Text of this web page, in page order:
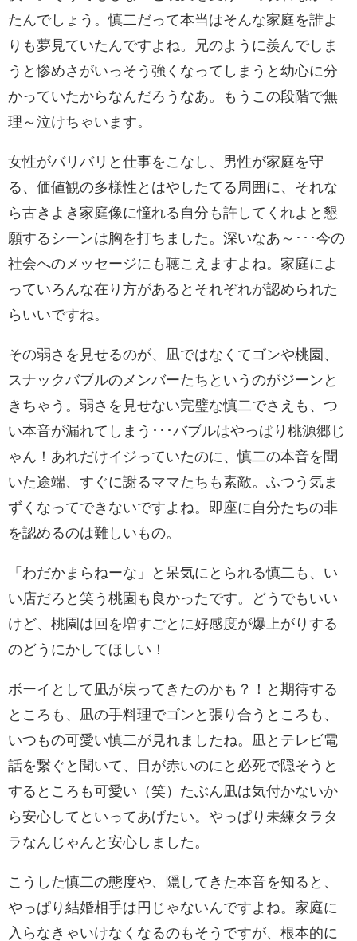
たんでしょう。慎二だって本当はそんな家庭を誰よ
りも夢見ていたんですよね。兄のように羨んでしま
うと惨めさがいっそう強くなってしまうと幼心に分
かっていたからなんだろうなあ。もうこの段階で無
理～泣けちゃいます。
女性がバリバリと仕事をこなし、男性が家庭を守
る、価値観の多様性とはやしたてる周囲に、それな
ら古きよき家庭像に憧れる自分も許してくれよと懇
願するシーンは胸を打ちました。深いなあ～･･･今の
社会へのメッセージにも聴こえますよね。家庭によ
っていろんな在り方があるとそれぞれが認められた
らいいですね。
その弱さを見せるのが、凪ではなくてゴンや桃園、
スナックバブルのメンバーたちというのがジーンと
きちゃう。弱さを見せない完璧な慎二でさえも、つ
い本音が漏れてしまう･･･バブルはやっぱり桃源郷じ
ゃん！あれだけイジっていたのに、慎二の本音を聞
いた途端、すぐに謝るママたちも素敵。ふつう気ま
ずくなってできないですよね。即座に自分たちの非
を認めるのは難しいもの。
「わだかまらねーな」と呆気にとられる慎二も、い
い店だろと笑う桃園も良かったです。どうでもいい
けど、桃園は回を増すごとに好感度が爆上がりする
のどうにかしてほしい！
ボーイとして凪が戻ってきたのかも？！と期待する
ところも、凪の手料理でゴンと張り合うところも、
いつもの可愛い慎二が見れましたね。凪とテレビ電
話を繋ぐと聞いて、目が赤いのにと必死で隠そうと
するところも可愛い（笑）たぶん凪は気付かないか
ら安心してといってあげたい。やっぱり未練タラタ
ラなんじゃんと安心しました。
こうした慎二の態度や、隠してきた本音を知ると、
やっぱり結婚相手は円じゃないんですよね。家庭に
入らなきゃいけなくなるのもそうですが、根本的に